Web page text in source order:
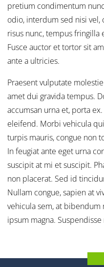
pretium condimentum
odio, interdum sed nisi
risus nunc, tempus fringilla
Fusce auctor et tortor sit
ante a ultricies.
Praesent vulputate
amet dui gravida tempus.
accumsan urna et, porta
eleifend. Morbi vehicula
turpis mauris, congue non
In feugiat ante eget urna
suscipit at mi et suscipit.
non placerat. Sed id
Nullam congue, sapien at
vehicula sem, at
ipsum magna.